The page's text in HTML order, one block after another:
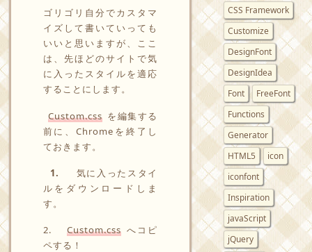
ゴリゴリ自分でカスタマ
イズして書いていっても
いいと思いますが、ここ
は、先ほどのサイトで気
に入ったスタイルを適応
することにします。
Custom.css を編集する
前に、Chromeを終了し
ておきます。
1.
気に入ったスタイ
ルをダウンロードしま
す。
2. Custom.css へコピ
ペする！
CSS Framework
Customize
DesignFont
DesignIdea
Font
FreeFont
Functions
Generator
HTML5
icon
iconfont
Inspiration
javaScript
jQuery